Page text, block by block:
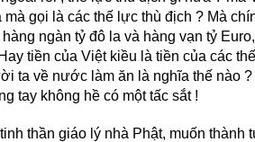
gọi là các thế lực thù địch ? Mà
ngàn tỷ đô la và hàng vạn tỷ
tiền của Việt kiều là tiền của các
ta về nước làm ăn là nghĩa thế nào
tay không hề có một tấc sắt !
thần giáo lý nhà Phật, muốn